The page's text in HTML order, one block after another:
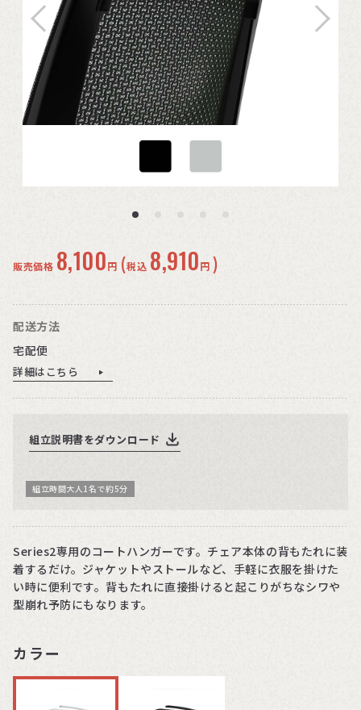
販売価格 8,100円 (税込 8,910円 )
配送方法
宅配便
詳細はこちら
組立説明書をダウンロード
組立時間大人1名で約5分
Series2専用のコートハンガーです。チェア本体の背もたれに装
着するだけ。ジャケットやストールなど、手軽に衣服を掛けた
い時に便利です。背もたれに直接掛けると起こりがちなシワや
型崩れ予防にもなります。
カラー